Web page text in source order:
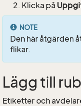
Klicka på
NOTE
Den här åtgärden
flikar.
Lägg till
Etiketter och